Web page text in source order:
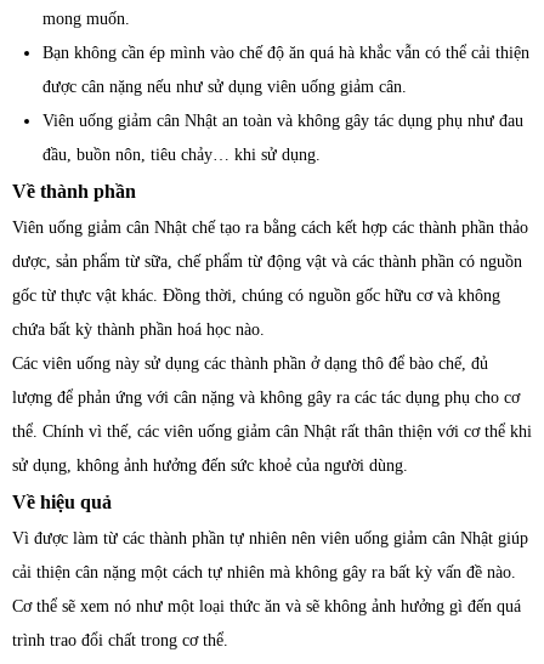
mong muốn.
Bạn không cần ép mình vào chế độ ăn quá hà khắc vẫn có thể cải thiện
được cân nặng nếu như sử dụng viên uống giảm cân.
Viên uống giảm cân Nhật an toàn và không gây tác dụng phụ như đau
đầu, buồn nôn, tiêu chảy… khi sử dụng.
Về thành phần
Viên uống giảm cân Nhật chế tạo ra bằng cách kết hợp các thành phần thảo
dược, sản phẩm từ sữa, chế phẩm từ động vật và các thành phần có nguồn
gốc từ thực vật khác. Đồng thời, chúng có nguồn gốc hữu cơ và không
chứa bất kỳ thành phần hoá học nào.
Các viên uống này sử dụng các thành phần ở dạng thô để bào chế, đủ
lượng để phản ứng với cân nặng và không gây ra các tác dụng phụ cho cơ
thể. Chính vì thế, các viên uống giảm cân Nhật rất thân thiện với cơ thể khi
sử dụng, không ảnh hưởng đến sức khoẻ của người dùng.
Về hiệu quả
Vì được làm từ các thành phần tự nhiên nên viên uống giảm cân Nhật giúp
cải thiện cân nặng một cách tự nhiên mà không gây ra bất kỳ vấn đề nào.
Cơ thể sẽ xem nó như một loại thức ăn và sẽ không ảnh hưởng gì đến quá
trình trao đổi chất trong cơ thể.